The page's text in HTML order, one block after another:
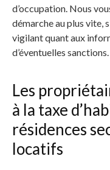
d’occupation. Nous
démarche au plus vite,
vigilant quant aux
d’éventuelles sanctions.
Les
à la taxe
résidences
locatifs